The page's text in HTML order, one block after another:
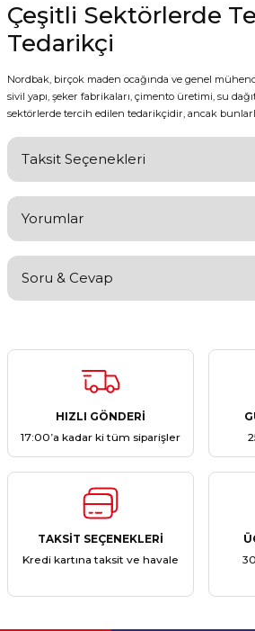
Çeşitli Sektörlerde
Tedarikçi
Nordbak, birçok maden ocağında ve genel
sivil yapı, şeker fabrikaları, çimento üretimi, su
sektörlerde tercih edilen tedarikçidir, ancak
Taksit Seçenekleri
Yorumlar
Yorum Yaz
Soru & Cevap
Ürün hakkında henüz soru
HIZLI GÖNDERİ
17:00’a kadar ki tüm siparişler
TAKSİT SEÇENEKLERİ
Kredi kartına taksit ve havale